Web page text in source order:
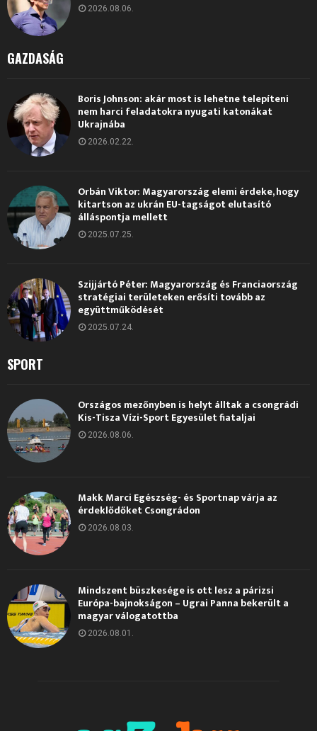
2026.08.06.
GAZDASÁG
Boris Johnson: akár most is lehetne telepíteni
nem harci feladatokra nyugati katonákat
Ukrajnába
2026.02.22.
Orbán Viktor: Magyarország elemi érdeke, hogy
kitartson az ukrán EU-tagságot elutasító
álláspontja mellett
2025.07.25.
Szijjártó Péter: Magyarország és Franciaország
stratégiai területeken erősíti tovább az
együttműködését
2025.07.24.
SPORT
Országos mezőnyben is helyt álltak a csongrádi
Kis-Tisza Vízi-Sport Egyesület fiataljai
2026.08.06.
Makk Marci Egészség- és Sportnap várja az
érdeklődőket Csongrádon
2026.08.03.
Mindszent büszkesége is ott lesz a párizsi
Európa-bajnokságon – Ugrai Panna bekerült a
magyar válogatottba
2026.08.01.